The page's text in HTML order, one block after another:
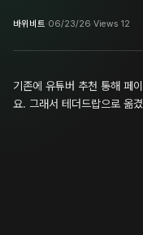
바위비트·06/23/26·Views 12
기존에 유튜버 추천 통해 페
요. 그래서 테더드랍으로 옮